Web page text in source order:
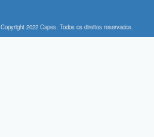
Copyright 2022 Capes. Todos os direitos reservados.